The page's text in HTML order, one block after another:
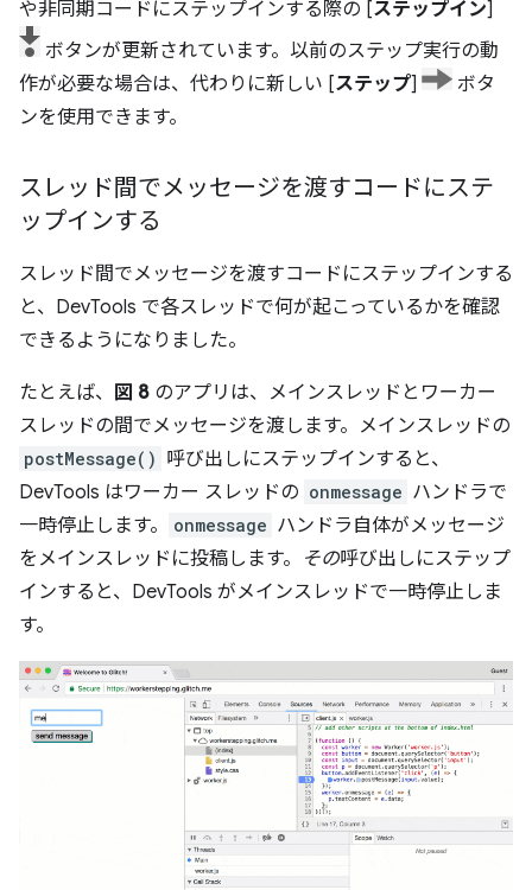
や非同期コードにステップインする際の [ステップイン]
ボタンが更新されています。以前のステップ実行の動
作が必要な場合は、代わりに新しい [ステップ]
ボタ
ンを使用できます。
スレッド間でメッセージを渡すコードにステ
ップインする
スレッド間でメッセージを渡すコードにステップインする
と、DevTools で各スレッドで何が起こっているかを確認
できるようになりました。
たとえば、 図 8 のアプリは、メインスレッドとワーカー
スレッドの間でメッセージを渡します。メインスレッドの
postMessage() 呼び出しにステップインすると、
DevTools はワーカー スレッドの onmessage ハンドラで
一時停止します。
onmessage ハンドラ自体がメッセージ
をメインスレッドに投稿します。
その呼び出しにステップ
インすると、DevTools がメインスレッドで一時停止しま
す。